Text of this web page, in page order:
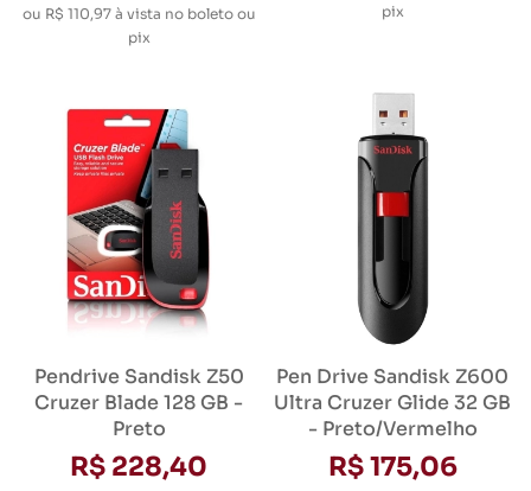
ou R$ 110,97à vista no boleto ou
pix
pix
Pendrive Sandisk Z50
Cruzer Blade 128 GB -
Preto
R$ 228,40
Pen Drive Sandisk Z600
Ultra Cruzer Glide 32 GB
- Preto/Vermelho
R$ 175,06